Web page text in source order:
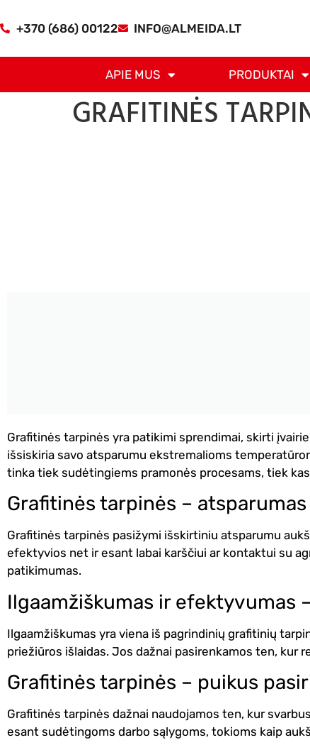
+370 (686) 00122 INFO@ALMEIDA.LT
APIE MUS PRODUKTAI
GRAFITINĖS
Grafitinės tarpinės yra patikimi sprendimai, skirti
išsiskiria savo atsparumu ekstremalioms
tinka tiek sudėtingiems pramonės procesams, tiek
Grafitinės tarpinės –
Grafitinės tarpinės pasižymi išskirtiniu atsparumu
efektyvios net ir esant labai karščiui ar kontaktui su
patikimumas.
Ilgaamžiškumas ir efektyvumas
Ilgaamžiškumas yra viena iš pagrindinių grafitinių
priežiūros išlaidas. Jos dažnai pasirenkamos ten, kur
Grafitinės tarpinės – puikus
Grafitinės tarpinės dažnai naudojamos ten, kur
esant sudėtingoms darbo sąlygoms, tokioms kaip